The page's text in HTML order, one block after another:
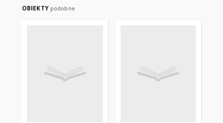
OBIEKTY podobne